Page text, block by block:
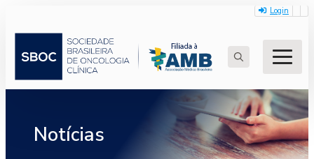
Login
for:
Notícias